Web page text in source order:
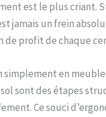
est le plus criant.
un frein
de profit de chaque
en
sont des étapes
Ce souci